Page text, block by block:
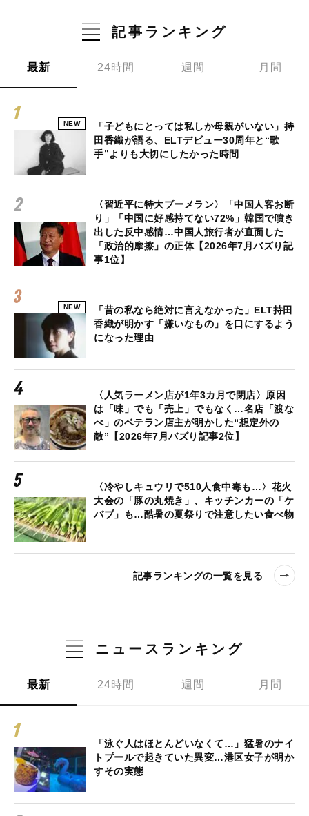
記事ランキング
最新 24時間 週間 月間
NEW
「子どもにとっては私しか母親がいない」持
田香織が語る、ELTデビュー30周年と“歌
手”よりも大切にしたかった時間
〈習近平に特大ブーメラン〉「中国人客お断
り」「中国に好感持てない72%」韓国で噴き
出した反中感情…中国人旅行者が直面した
「政治的摩擦」の正体【2026年7月バズり記
事1位】
NEW
「昔の私なら絶対に言えなかった」ELT持田
香織が明かす「嫌いなもの」を口にするよう
になった理由
〈人気ラーメン店が1年3カ月で閉店〉原因
は「味」でも「売上」でもなく…名店「渡な
べ」のベテラン店主が明かした“想定外の
敵”【2026年7月バズり記事2位】
〈冷やしキュウリで510人食中毒も…〉花火
大会の「豚の丸焼き」、キッチンカーの「ケ
バブ」も…酷暑の夏祭りで注意したい食べ物
記事ランキングの一覧を見る
ニュースランキング
最新 24時間 週間 月間
「泳ぐ人はほとんどいなくて…」猛暑のナイ
トプールで起きていた異変…港区女子が明か
すその実態